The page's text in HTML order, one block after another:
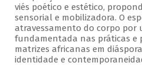
viés poético e estético,
sensorial e mobilizadora. O
atravessamento do corpo por
fundamentada nas práticas e
matrizes africanas em
identidade e